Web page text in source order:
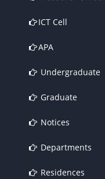
ICT Cell
APA
Undergraduate
Graduate
Notices
Departments
Residences